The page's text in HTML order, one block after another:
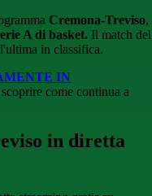
Cremona-Treviso,
A di basket. Il match del
in classifica.
IN
come continua a
in diretta